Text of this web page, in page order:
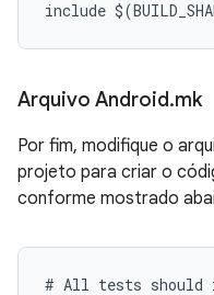
Arquivo Android.mk
Por fim, modifique o
projeto para criar o
conforme mostrado
# All tests should